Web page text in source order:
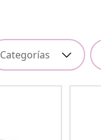
Categorías